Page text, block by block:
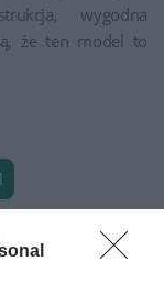
wygodna
że ten model to